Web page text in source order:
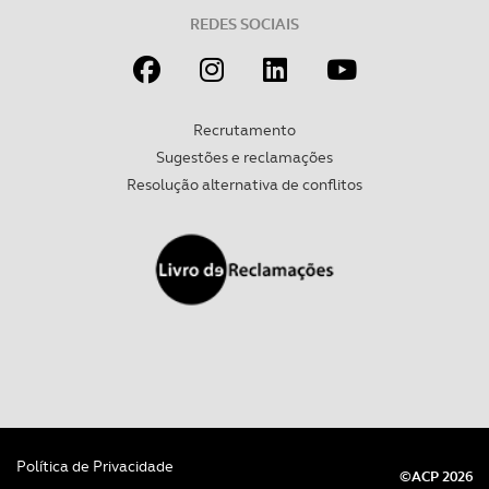
REDES SOCIAIS
Recrutamento
Sugestões e reclamações
Resolução alternativa de conflitos
Política de Privacidade
©ACP 2026